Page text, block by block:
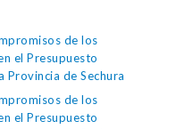
de los
el Presupuesto
de Sechura
de los
el Presupuesto